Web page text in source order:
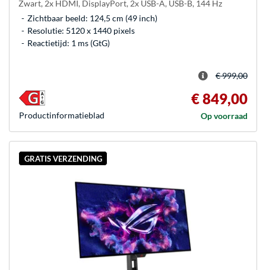
Zwart, 2x HDMI, DisplayPort, 2x USB-A, USB-B, 144 Hz
Zichtbaar beeld: 124,5 cm (49 inch)
Resolutie: 5120 x 1440 pixels
Reactietijd: 1 ms (GtG)
€ 999,00
€ 849,00
Op voorraad
Product­informatieblad
GRATIS VERZENDING